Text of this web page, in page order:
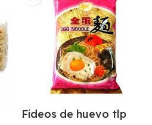
Fideos de huevo tlp